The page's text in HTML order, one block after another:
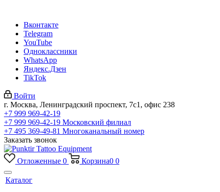
Вконтакте
Telegram
YouTube
Одноклассники
WhatsApp
Яндекс.Дзен
TikTok
Войти
г. Москва, Ленинградский проспект, 7с1, офис 238
+7 999 969-42-19
+7 999 969-42-19 Московский филиал
+7 495 369-49-81 Многоканальный номер
Заказать звонок
Отложенные 0 Корзина0 0
Каталог